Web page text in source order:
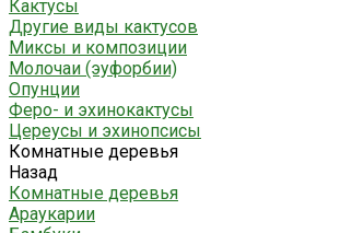
Кактусы
Другие виды кактусов
Миксы и композиции
Молочаи (эуфорбии)
Опунции
Феро- и эхинокактусы
Цереусы и эхинопсисы
Комнатные деревья
Назад
Комнатные деревья
Араукарии